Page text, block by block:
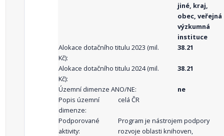
jiné, kraj,
obec, veřejná
výzkumná
instituce
Alokace dotačního titulu 2023 (mil.
Kč):
38.21
Alokace dotačního titulu 2024 (mil.
Kč):
38.21
Územní dimenze ANO/NE:
ne
Popis územní
dimenze:
celá ČR
Podporované
aktivity:
Program je nástrojem podpory
rozvoje oblasti knihoven,